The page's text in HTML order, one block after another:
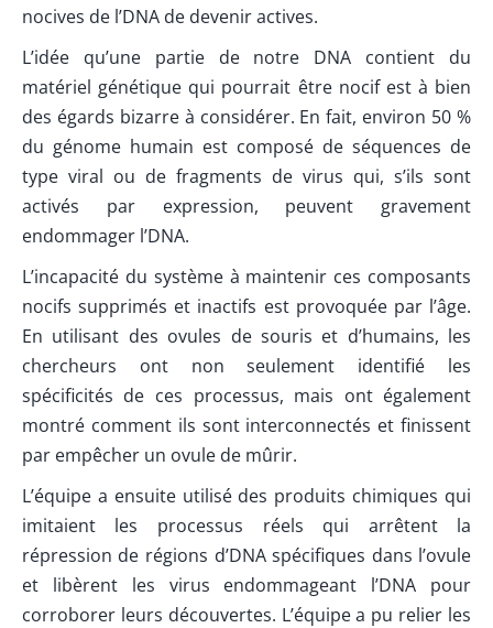
nocives de l’DNA de devenir actives.
L’idée qu’une partie de notre DNA contient du
matériel génétique qui pourrait être nocif est à bien
des égards bizarre à considérer. En fait, environ 50 %
du génome humain est composé de séquences de
type viral ou de fragments de virus qui, s’ils sont
activés par expression, peuvent gravement
endommager l’DNA.
L’incapacité du système à maintenir ces composants
nocifs supprimés et inactifs est provoquée par l’âge.
En utilisant des ovules de souris et d’humains, les
chercheurs ont non seulement identifié les
spécificités de ces processus, mais ont également
montré comment ils sont interconnectés et finissent
par empêcher un ovule de mûrir.
L’équipe a ensuite utilisé des produits chimiques qui
imitaient les processus réels qui arrêtent la
répression de régions d’DNA spécifiques dans l’ovule
et libèrent les virus endommageant l’DNA pour
corroborer leurs découvertes. L’équipe a pu relier les